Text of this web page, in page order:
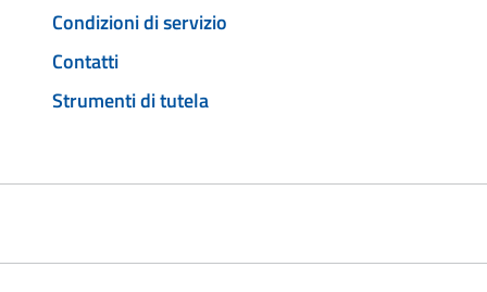
Condizioni di servizio
Contatti
Strumenti di tutela